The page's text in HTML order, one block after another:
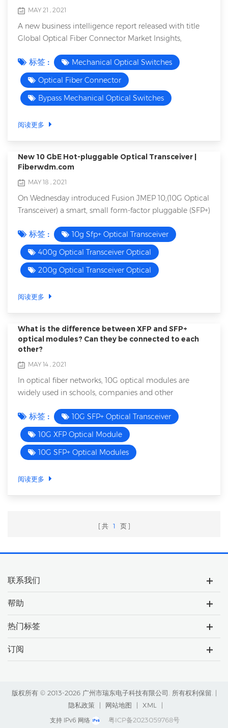
确保数据以极小的损耗和干扰进行传输，为用户提供可靠且稳
光切换设备机用于创建健壮且可靠的通信网络。这些网络对于
监控和控制机械设备、设...
MAY 21 , 2021
A new business intelligence report released with title
Global Optical Fiber Connector Market Insights,
overview of key factors in the Global Optical Fiber
Connector Market and factors such as driver, restraint,
past and current trends, regulatory scenarios and
technology development. A thorough analysis of these
标签 :
Mechanical Optical Switches
Optical Fiber Connector
Bypass Mechanical Optical Switches
阅读更多
New 10 GbE Hot-pluggable Optical Transceiver |
Fiberwdm.com
MAY 18 , 2021
On Wednesday introduced Fusion JMEP 10,(10G Optical
Transceiver) a smart, small form-factor pluggable (SFP+)
and performance monitoring up to 10 GbE. Part of the
lifecycle management platform, the Fusion JMEP 10
addresses the emergence of 10 GbE as the dominant
Ethernet bandwidth being used for applications like 5G
标签 :
10g Sfp+ Optical Transceiver
400g Optical Transceiver Optical
200g Optical Transceiver Optical
阅读更多
What is the difference between XFP and SFP+
optical modules? Can they be connected to each
other?
MAY 14 , 2021
In optical fiber networks, 10G optical modules are
widely used in schools, companies and other
power consumption. XFP and SFP+ are two common
packaging types for 10G optical modules. Here is what
is the difference between XFP and SFP+ optical
modules? And can they connect to each other? 1. What
标签 :
10G SFP+ Optical Transceiver
10G XFP Optical Module
10G SFP+ Optical Modules
阅读更多
共 1 页
联系我们
帮助
热门标签
订阅
版权所有 © 2013-2026 广州市瑞东电子科技有限公司. 所有权利保留. |
隐私政策
| 网站地图 | XML |
支持 IPv6 网络 粤ICP备2023059768号